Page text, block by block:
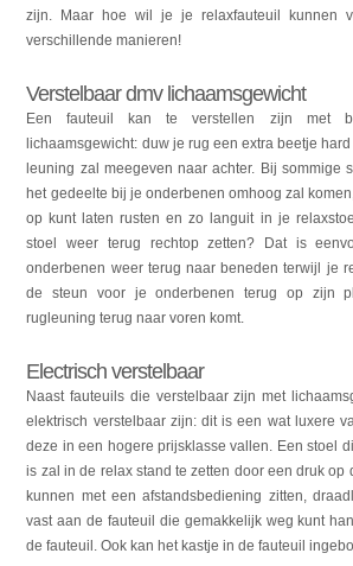
zijn. Maar hoe wil je je relaxfauteuil kunnen
verschillende manieren!
Verstelbaar dmv lichaamsgewicht
Een fauteuil kan te verstellen zijn met
lichaamsgewicht: duw je rug een extra beetje
leuning zal meegeven naar achter. Bij sommige
het gedeelte bij je onderbenen omhoog zal
op kunt laten rusten en zo languit in je
stoel weer terug rechtop zetten? Dat is
onderbenen weer terug naar beneden terwijl je
de steun voor je onderbenen terug op zijn
rugleuning terug naar voren komt.
Electrisch verstelbaar
Naast fauteuils die verstelbaar zijn met
elektrisch verstelbaar zijn: dit is een wat luxere
deze in een hogere prijsklasse vallen. Een stoel
is zal in de relax stand te zetten door een druk op
kunnen met een afstandsbediening zitten,
vast aan de fauteuil die gemakkelijk weg kunt
de fauteuil. Ook kan het kastje in de fauteuil